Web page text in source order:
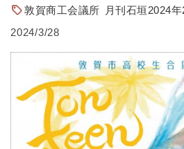
敦賀商工会議所
月刊石垣2024
2024/3/28